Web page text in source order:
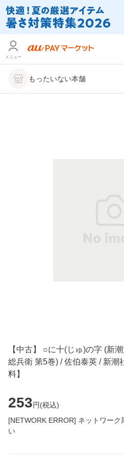
メニュー
もったいない本舗
【中古】 ○に十(じゅ)の字 (新
総兵衛 第5巻) / 佐伯泰英 / 新潮
料】
253円(税込)
[NETWORK ERROR] ネットワーク
い